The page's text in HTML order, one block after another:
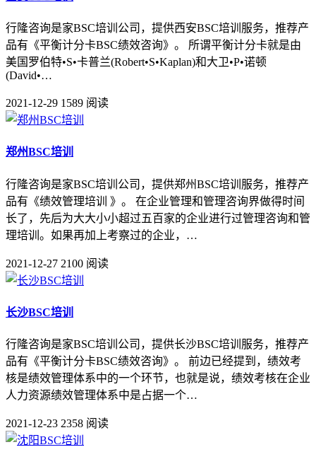
行隆咨询是家BSC培训公司，提供西安BSC培训服务，推荐产
品有《平衡计分卡BSC绩效咨询》。 所谓平衡计分卡就是由
美国罗伯特•S•卡普兰(Robert•S•Kaplan)和大卫•P•诺顿
(David•…
2021-12-29 1589 阅读
郑州BSC培训
行隆咨询是家BSC培训公司，提供郑州BSC培训服务，推荐产
品有《绩效管理培训 》。 在企业管理和管理咨询界做得时间
长了，先后为大大小小超过五百家的企业进行过管理咨询和管
理培训。如果再加上考察过的企业，…
2021-12-27 2100 阅读
长沙BSC培训
行隆咨询是家BSC培训公司，提供长沙BSC培训服务，推荐产
品有《平衡计分卡BSC绩效咨询》。 前边已经提到，绩效考
核是绩效管理体系中的一个环节，也就是说，绩效考核在企业
人力资源绩效管理体系中是占据一个…
2021-12-23 2358 阅读